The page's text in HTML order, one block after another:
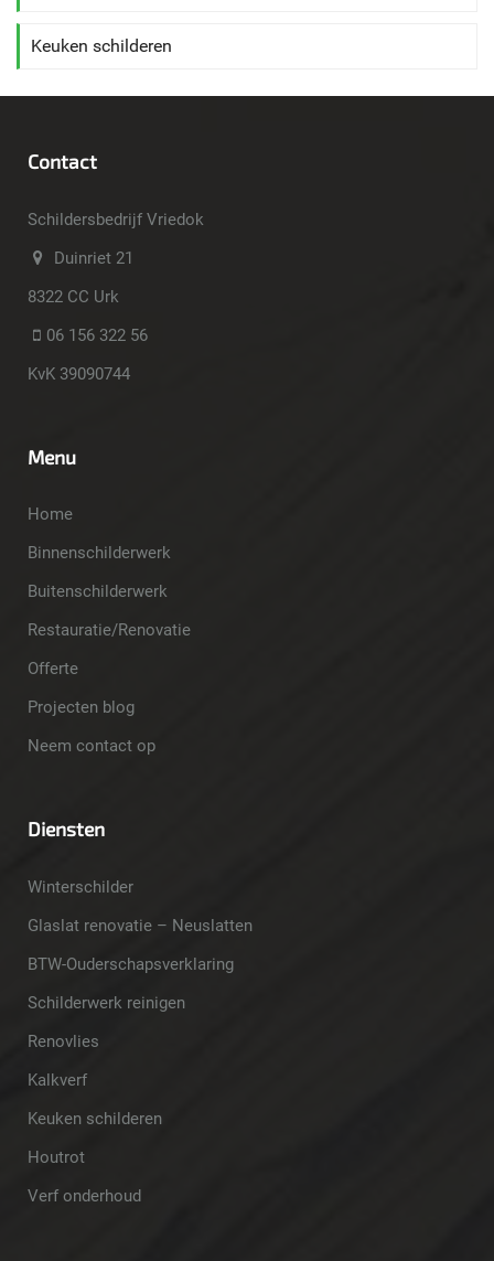
Keuken schilderen
Contact
Schildersbedrijf Vriedok
Duinriet 21
8322 CC Urk
06 156 322 56
KvK 39090744
Menu
Home
Binnenschilderwerk
Buitenschilderwerk
Restauratie/Renovatie
Offerte
Projecten blog
Neem contact op
Diensten
Winterschilder
Glaslat renovatie – Neuslatten
BTW-Ouderschapsverklaring
Schilderwerk reinigen
Renovlies
Kalkverf
Keuken schilderen
Houtrot
Verf onderhoud